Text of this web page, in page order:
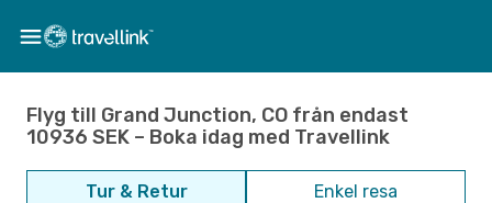
Flyg till Grand Junction, CO från endast
10936 SEK – Boka idag med Travellink
Tur & Retur Enkel resa